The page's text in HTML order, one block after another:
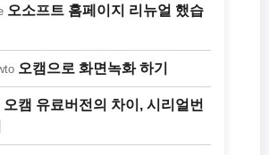
오소프트 홈페이지 리뉴얼 했습
오캠으로 화면녹화 하기
오캠 유료버전의 차이, 시리얼번